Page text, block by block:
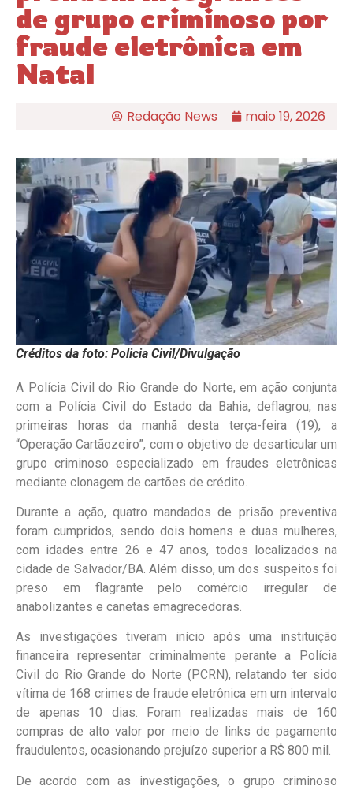
de grupo criminoso por
fraude eletrônica em
Natal
Redação News maio 19, 2026
Créditos da foto: Policia Civil/Divulgação
A Polícia Civil do Rio Grande do Norte, em ação conjunta
com a Polícia Civil do Estado da Bahia, deflagrou, nas
primeiras horas da manhã desta terça-feira (19), a
“Operação Cartãozeiro”, com o objetivo de desarticular um
grupo criminoso especializado em fraudes eletrônicas
mediante clonagem de cartões de crédito.
Durante a ação, quatro mandados de prisão preventiva
foram cumpridos, sendo dois homens e duas mulheres,
com idades entre 26 e 47 anos, todos localizados na
cidade de Salvador/BA. Além disso, um dos suspeitos foi
preso em flagrante pelo comércio irregular de
anabolizantes e canetas emagrecedoras.
As investigações tiveram início após uma instituição
financeira representar criminalmente perante a Polícia
Civil do Rio Grande do Norte (PCRN), relatando ter sido
vítima de 168 crimes de fraude eletrônica em um intervalo
de apenas 10 dias. Foram realizadas mais de 160
compras de alto valor por meio de links de pagamento
fraudulentos, ocasionando prejuízo superior a R$ 800 mil.
De acordo com as investigações, o grupo criminoso